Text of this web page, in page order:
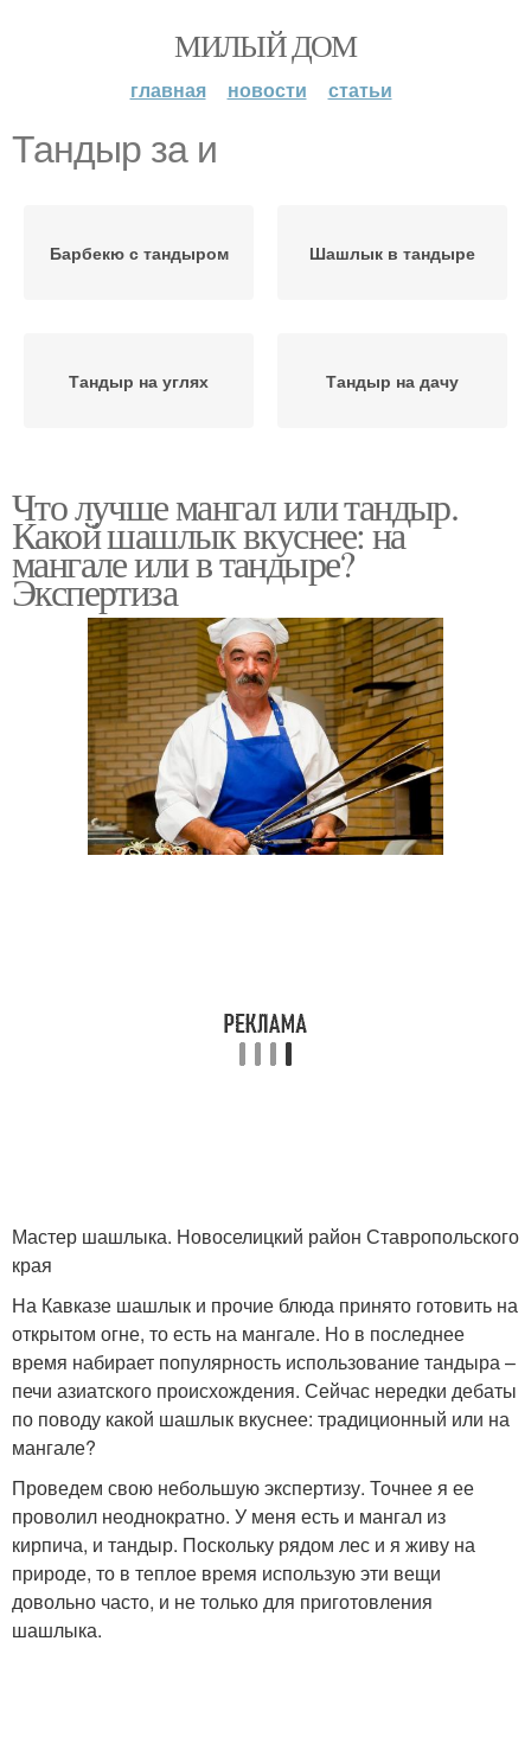
МИЛЫЙ ДОМ
главная новости статьи
Тандыр за и
Барбекю с тандыром Шашлык в тандыре
Тандыр на углях Тандыр на дачу
Что лучше мангал или тандыр.
Какой шашлык вкуснее: на
мангале или в тандыре?
Экспертиза
Мастер шашлыка. Новоселицкий район Ставропольского
края
На Кавказе шашлык и прочие блюда принято готовить на
открытом огне, то есть на мангале. Но в последнее
время набирает популярность использование тандыра –
печи азиатского происхождения. Сейчас нередки дебаты
по поводу какой шашлык вкуснее: традиционный или на
мангале?
Проведем свою небольшую экспертизу. Точнее я ее
проволил неоднократно. У меня есть и мангал из
кирпича, и тандыр. Поскольку рядом лес и я живу на
природе, то в теплое время использую эти вещи
довольно часто, и не только для приготовления
шашлыка.